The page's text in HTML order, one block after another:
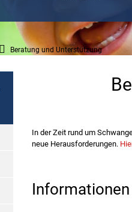
Beratung und Unterstützung
In der Zeit rund um
neue Herausforderungen.